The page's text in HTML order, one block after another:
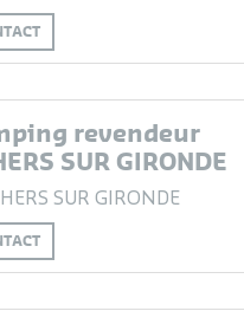
revendeur
SUR GIRONDE
SUR GIRONDE